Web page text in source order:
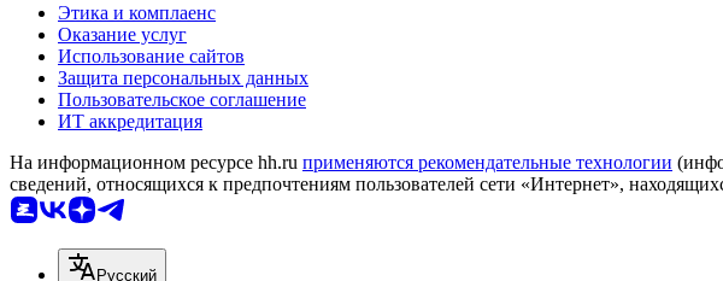
Этика и комплаенс
Оказание услуг
Использование сайтов
Защита персональных данных
Пользовательское соглашение
ИТ аккредитация
На информационном ресурсе hh.ru применяются рекомендательные технологии
сведений, относящихся к предпочтениям пользователей сети «Интернет»,
Русский